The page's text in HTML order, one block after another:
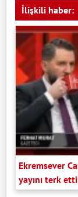
İlişkili haber:
Ekremsever
yayını terk